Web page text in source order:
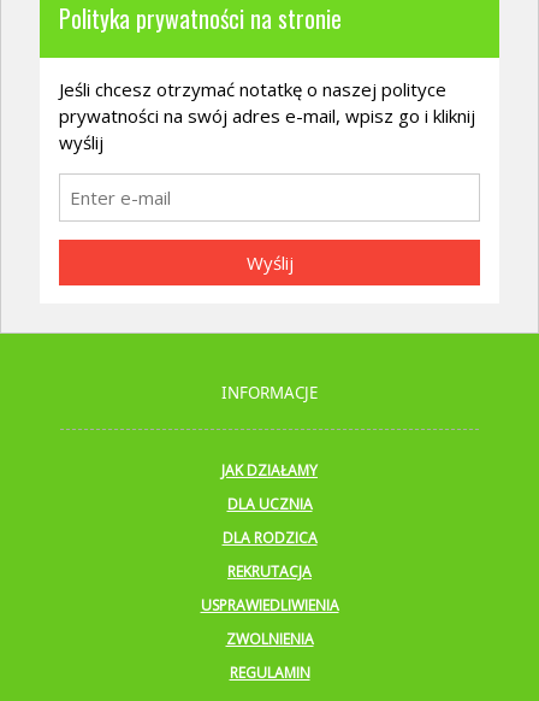
Polityka prywatności na stronie
Jeśli chcesz otrzymać notatkę o naszej polityce
prywatności na swój adres e-mail, wpisz go i kliknij
wyślij
Wyślij
INFORMACJE
JAK DZIAŁAMY
DLA UCZNIA
DLA RODZICA
REKRUTACJA
USPRAWIEDLIWIENIA
ZWOLNIENIA
REGULAMIN